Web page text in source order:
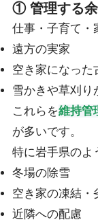
① 管理する
仕事・子育て・
遠方の実家
空き家になった
雪かきや草刈り
これらを維持管
が多いです。
特に岩手県のよ
冬場の除雪
空き家の凍結・
近隣への配慮